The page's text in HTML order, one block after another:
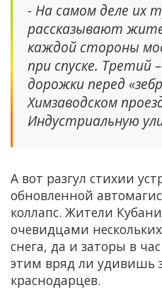
- На самом деле их
рассказывают
каждой стороны
при спуске. Третий
дорожки перед
Химзаводском
Индустриальную
А вот разгул стихии
обновленной
коллапс. Жители
очевидцами
снега, да и заторы в
этим вряд ли удивишь
краснодарцев.